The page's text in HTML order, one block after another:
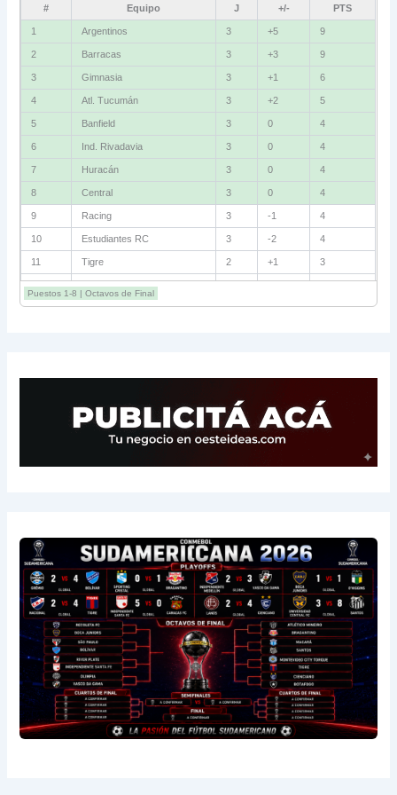
# Equipo J +/- PTS
1 Vélez 3 +4 9
2 Independiente 3 +2 6
3 Gimnasia (M) 3 +2 6
4 Instituto 3 +1 6
5 Newell's 3 0 4
6 Defensa 3 -2 4
7 Talleres 3 +1 3
8 Riestra 3 +1 3
9 Estudiantes 2 +1 3
10 Lanús 2 0 3
11 San Lorenzo 3 -1 3
12 Central Córdoba 3 -2 3
13 Unión 2 -2 1
Puestos 1-8 | Octavos de Final